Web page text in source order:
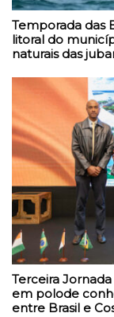
Temporada das
litoral do
naturais das
Terceira
em polode
entre Brasil e